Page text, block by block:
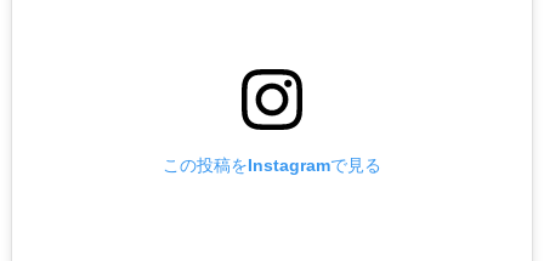
この投稿をInstagramで見る